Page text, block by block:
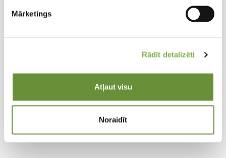
Mārketings
Rādīt detalizēti
Atļaut visu
Noraidīt
(BIO)
Ārstnieciskais rozmarīns